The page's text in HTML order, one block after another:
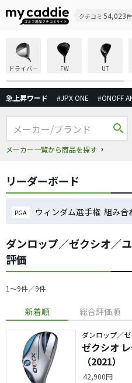
クチコミ 54,023件
ドライバー FW UT
急上昇ワード #JPX ONE #ONOFF
search
メーカー一覧から商品を探す
リーダーボード
PGA ウィンダム選手権 組み合
ダンロップ／ゼクシオ／
評価
1〜9件／9件
新着順 総合評価順
ダンロップ／
ゼクシオ
（2021）
42,900円